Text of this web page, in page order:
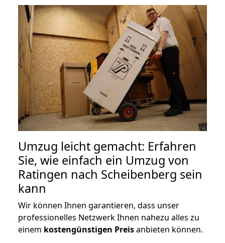
Umzug leicht gemacht: Erfahren
Sie, wie einfach ein Umzug von
Ratingen nach Scheibenberg sein
kann
Wir können Ihnen garantieren, dass unser
professionelles Netzwerk Ihnen nahezu alles zu
einem kostengünstigen Preisanbieten können.